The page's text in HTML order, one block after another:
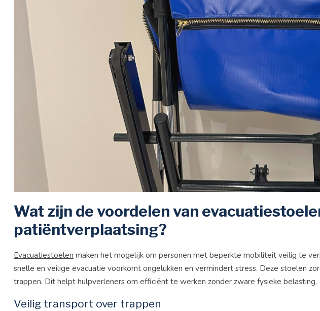
Wat zijn de voordelen van
patiëntverplaatsing?
Evacuatiestoelen maken het mogelijk om personen met beperkte mobiliteit veilig te
snelle en veilige evacuatie voorkomt ongelukken en vermindert stress. Deze stoelen
trappen. Dit helpt hulpverleners om efficiënt te werken zonder zware fysieke belasting.
Veilig transport over trappen